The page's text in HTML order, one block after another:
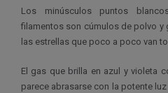
Los minúsculos puntos
filamentos son cúmulos de polvo y
las estrellas que poco a poco van
El gas que brilla en azul y violeta
parece abrasarse con la potente